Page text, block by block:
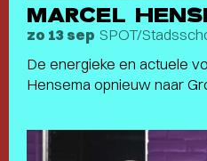
MARCEL
zo 13 sep SPOT/
De energieke en actuele
Hensema opnieuw naar